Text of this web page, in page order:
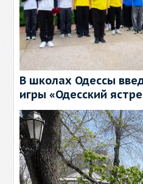
В школах Одессы
игры «Одесский